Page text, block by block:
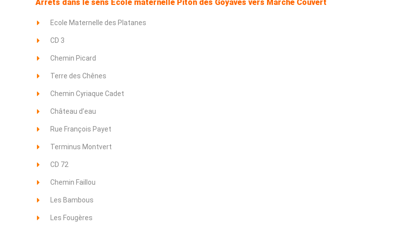
Arrêts dans le sens Ecole maternelle Piton des Goyaves vers Marché Couvert
Ecole Maternelle des Platanes
CD 3
Chemin Picard
Terre des Chênes
Chemin Cyriaque Cadet
Château d’eau
Rue François Payet
Terminus Montvert
CD 72
Chemin Faillou
Les Bambous
Les Fougères